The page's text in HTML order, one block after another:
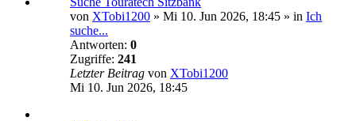
von XTobi1200 » Mi 10. Jun 2026, 18:45 » in Ich
suche...
Antworten: 0
Zugriffe: 241
Letzter Beitrag von XTobi1200
Mi 10. Jun 2026, 18:45